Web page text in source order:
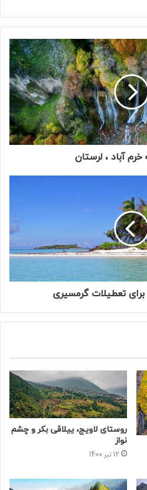
آباد ، لرستان
تعطیلات گرمسیری
روستای لاویج، ییلاقی بکر و چشم
نواز
12 تیر 1400